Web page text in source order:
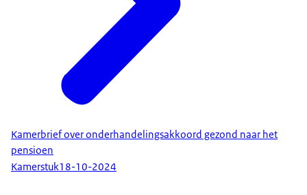
Kamerbrief over onderhandelingsakkoord gezond naar het
pensioen
Kamerstuk18-10-2024